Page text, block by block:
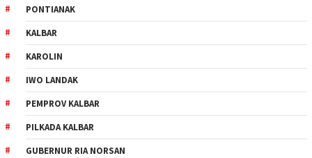
PONTIANAK
KALBAR
KAROLIN
IWO LANDAK
PEMPROV KALBAR
PILKADA KALBAR
GUBERNUR RIA NORSAN